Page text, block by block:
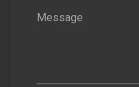
Message